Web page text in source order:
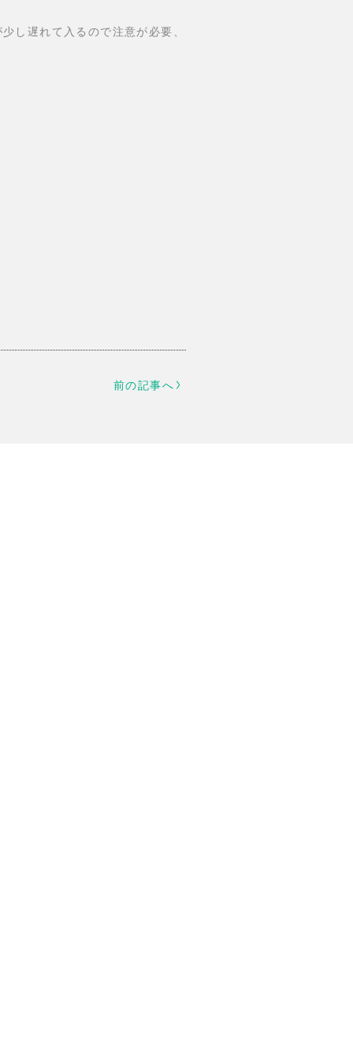
し遅れて入るので注意が必要、
前の記事へ